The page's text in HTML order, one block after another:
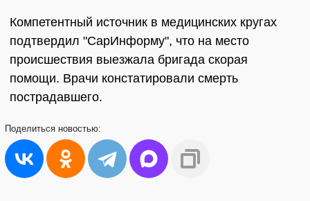
Компетентный источник в медицинских кругах
подтвердил "СарИнформу", что на место
происшествия выезжала бригада скорая
помощи. Врачи констатировали смерть
пострадавшего.
Поделиться новостью: